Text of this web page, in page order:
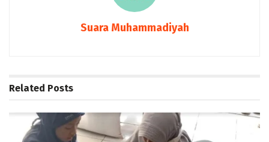
Suara Muhammadiyah
Related Posts